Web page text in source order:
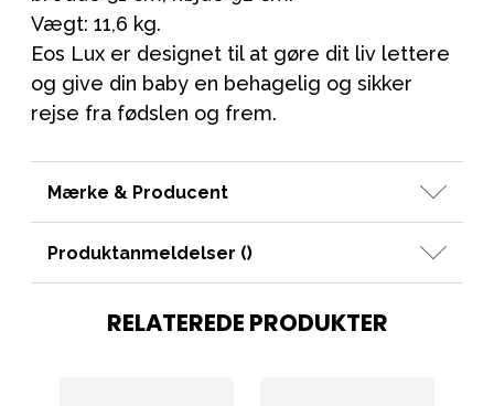
Vægt: 11,6 kg.
Eos Lux er designet til at gøre dit liv lettere
og give din baby en behagelig og sikker
rejse fra fødslen og frem.
Mærke & Producent
Produktanmeldelser ()
RELATEREDE PRODUKTER